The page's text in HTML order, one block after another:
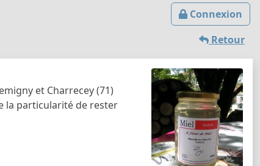
Connexion
Retour
et Charrecey (71)
la particularité de rester